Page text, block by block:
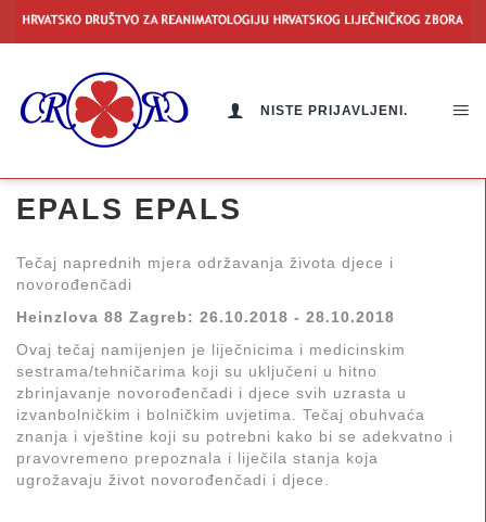
NISTE PRIJAVLJENI.
EPALS EPALS
Tečaj naprednih mjera održavanja života djece i
novorođenčadi
Heinzlova 88 Zagreb: 26.10.2018 - 28.10.2018
Ovaj tečaj namijenjen je liječnicima i medicinskim
sestrama/tehničarima koji su uključeni u hitno
zbrinjavanje novorođenčadi i djece svih uzrasta u
izvanbolničkim i bolničkim uvjetima. Tečaj obuhvaća
znanja i vještine koji su potrebni kako bi se adekvatno i
pravovremeno prepoznala i liječila stanja koja
ugrožavaju život novorođenčadi i djece.